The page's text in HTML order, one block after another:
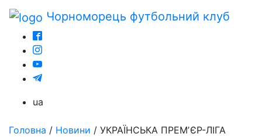
Чорноморець футбольний клуб
ua
Головна / Новини / УКРАЇНСЬКА ПРЕМʼЄР-ЛІГА